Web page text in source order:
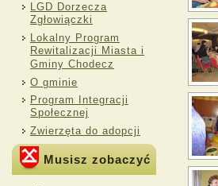
LGD Dorzecza
Zgłowiączki
Lokalny Program
Rewitalizacji Miasta i
Gminy Chodecz
O gminie
Program Integracji
Społecznej
Zwierzęta do adopcji
Musisz zobaczyć